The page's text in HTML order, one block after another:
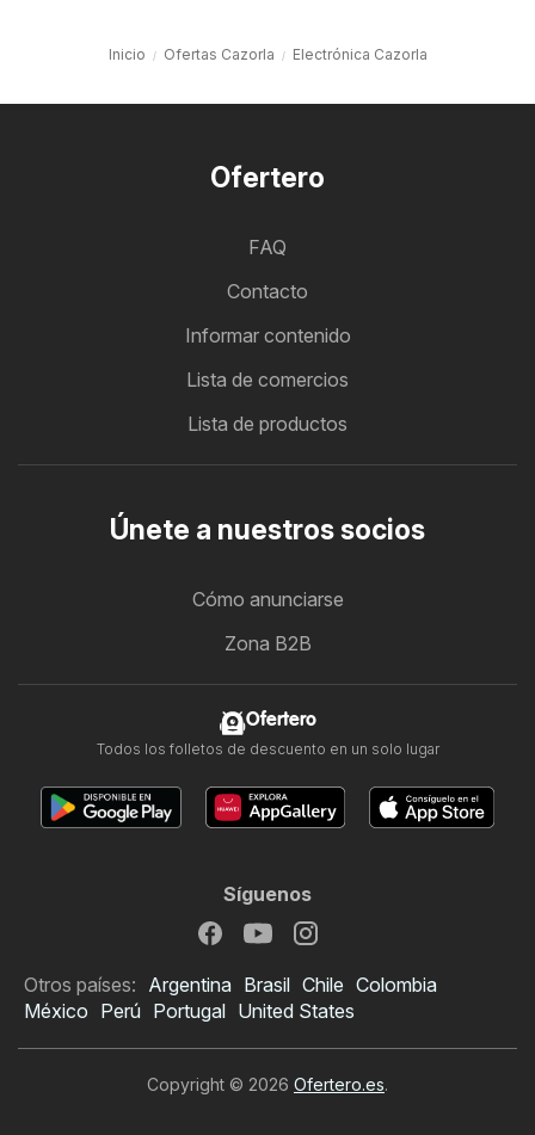
Inicio Ofertas Cazorla Electrónica Cazorla
Ofertero
FAQ
Contacto
Informar contenido
Lista de comercios
Lista de productos
Únete a nuestros socios
Cómo anunciarse
Zona B2B
Ofertero
Todos los folletos de descuento en un solo lugar
Síguenos
Otros países: Argentina Brasil Chile Colombia
México Perú Portugal United States
Copyright © 2026 Ofertero.es.